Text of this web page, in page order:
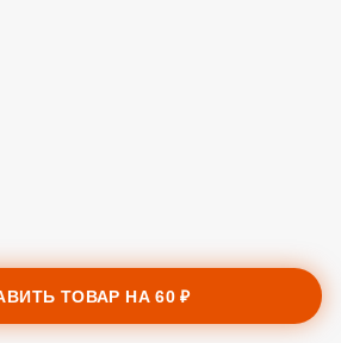
ТОВАР НА60 ₽